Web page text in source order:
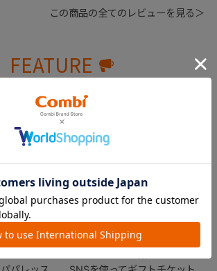
この商品の全てのレビューを見る＞
FEATURE